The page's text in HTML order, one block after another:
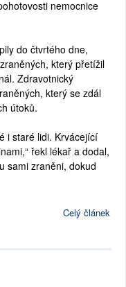
nemocnice
do čtvrtého dne,
který přetížil
Zdravotnický
který se zdál
útoků.
i staré lidi. Krvácející
řekl lékař a dodal,
sami zraněni, dokud
Celý článek